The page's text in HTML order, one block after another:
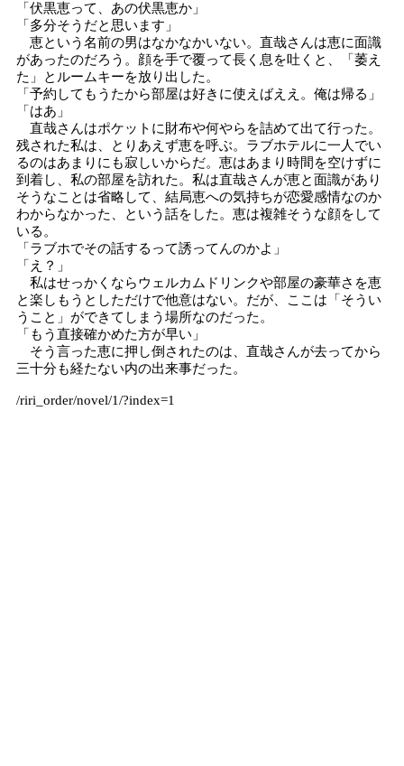
「伏黒恵って、あの伏黒恵か」
「多分そうだと思います」
恵という名前の男はなかなかいない。直哉さんは恵に面識
があったのだろう。顔を手で覆って長く息を吐くと、「萎え
た」とルームキーを放り出した。
「予約してもうたから部屋は好きに使えばええ。俺は帰る」
「はあ」
直哉さんはポケットに財布や何やらを詰めて出て行った。
残された私は、とりあえず恵を呼ぶ。ラブホテルに一人でい
るのはあまりにも寂しいからだ。恵はあまり時間を空けずに
到着し、私の部屋を訪れた。私は直哉さんが恵と面識があり
そうなことは省略して、結局恵への気持ちが恋愛感情なのか
わからなかった、という話をした。恵は複雑そうな顔をして
いる。
「ラブホでその話するって誘ってんのかよ」
「え？」
私はせっかくならウェルカムドリンクや部屋の豪華さを恵
と楽しもうとしただけで他意はない。だが、ここは「そうい
うこと」ができてしまう場所なのだった。
「もう直接確かめた方が早い」
そう言った恵に押し倒されたのは、直哉さんが去ってから
三十分も経たない内の出来事だった。
/riri_order/novel/1/?index=1